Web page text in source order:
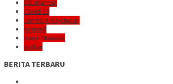
E2L-Mantap
Covid-19
James A Kojongian
kriminal
Banjir Manado
golkar
BERITA TERBARU